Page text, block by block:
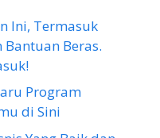
Ini, Termasuk
Bantuan Beras.
Program
di Sini